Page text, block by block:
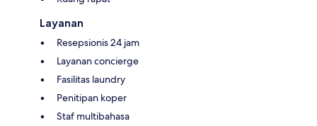
Layanan
Resepsionis 24 jam
Layanan concierge
Fasilitas laundry
Penitipan koper
Staf multibahasa